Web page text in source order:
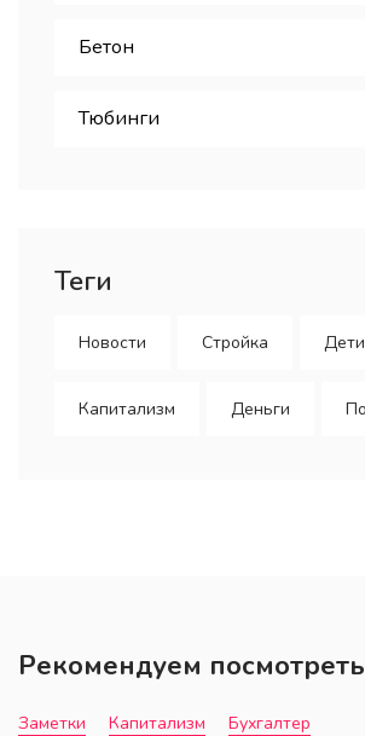
Бетон
Тюбинги
Теги
Новости Стройка Дети
Капитализм Деньги
Рекомендуем посмотреть
Заметки Капитализм Бухгалтер